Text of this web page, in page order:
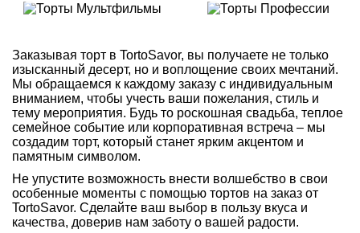
Заказывая торт в TortoSavor, вы получаете не только
изысканный десерт, но и воплощение своих мечтаний.
Мы обращаемся к каждому заказу с индивидуальным
вниманием, чтобы учесть ваши пожелания, стиль и
тему мероприятия. Будь то роскошная свадьба, теплое
семейное событие или корпоративная встреча – мы
создадим торт, который станет ярким акцентом и
памятным символом.
Не упустите возможность внести волшебство в свои
особенные моменты с помощью тортов на заказ от
TortoSavor. Сделайте ваш выбор в пользу вкуса и
качества, доверив нам заботу о вашей радости.